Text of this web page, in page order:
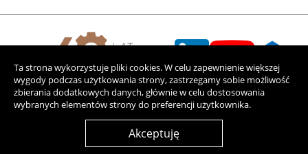
Ta strona wykorzystuje pliki cookies. W celu zapewnienie większej
wygody podczas użytkowania strony, zastrzegamy sobie możliwość
zbierania dodatkowych danych, głównie w celu dostosowania
wybranych elementów strony do preferencji użytkownika.
Akceptuję